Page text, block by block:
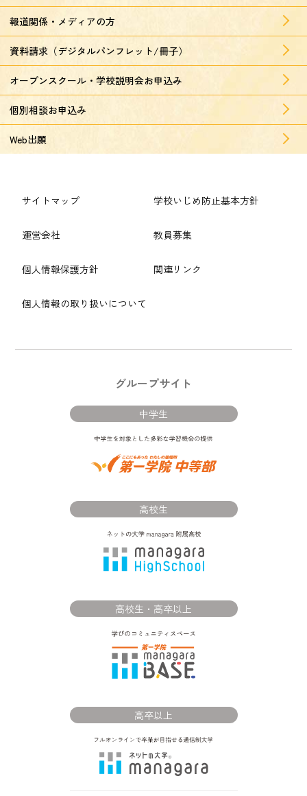
報道関係・メディアの方
資料請求（デジタルパンフレット/冊子）
オープンスクール・学校説明会お申込み
個別相談お申込み
Web出願
サイトマップ
運営会社
個人情報保護方針
個人情報の取り扱いについて
学校いじめ防止基本方針
教員募集
関連リンク
グループサイト
中学生
高校生
高校生・高卒以上
高卒以上